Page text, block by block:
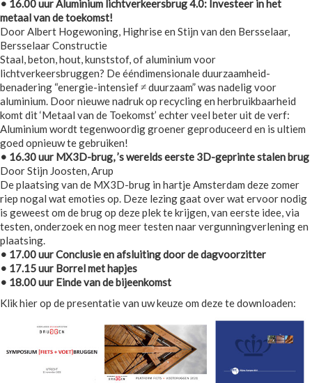
• 16.00 uur Aluminium lichtverkeersbrug 4.0: Investeer in het
metaal van de toekomst!
Door Albert Hogewoning, Highrise en Stijn van den Bersselaar,
Bersselaar Constructie
Staal, beton, hout, kunststof, of aluminium voor
lichtverkeersbruggen? De ééndimensionale duurzaamheid-
benadering “energie-intensief ≠ duurzaam” was nadelig voor
aluminium. Door nieuwe nadruk op recycling en herbruikbaarheid
komt dit ‘Metaal van de Toekomst’ echter veel beter uit de verf:
Aluminium wordt tegenwoordig groener geproduceerd en is ultiem
goed opnieuw te gebruiken!
• 16.30 uur MX3D-brug, ’s werelds eerste 3D-geprinte stalen brug
Door Stijn Joosten, Arup
De plaatsing van de MX3D-brug in hartje Amsterdam deze zomer
riep nogal wat emoties op. Deze lezing gaat over wat ervoor nodig
is geweest om de brug op deze plek te krijgen, van eerste idee, via
testen, onderzoek en nog meer testen naar vergunningverlening en
plaatsing.
• 17.00 uur Conclusie en afsluiting door de dagvoorzitter
• 17.15 uur Borrel met hapjes
• 18.00 uur Einde van de bijeenkomst
Klik hier op de presentatie van uw keuze om deze te downloaden: